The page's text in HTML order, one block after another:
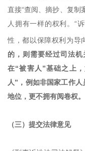
直接“查阅、摘抄、复制
人拥有一样的权利。“
性，都以保障权利为导
的，则需要经过司法
在“被害人”基础之上
人”，例如非国家工作
地位，更不拥有阅卷权。
（三）提交法律意见